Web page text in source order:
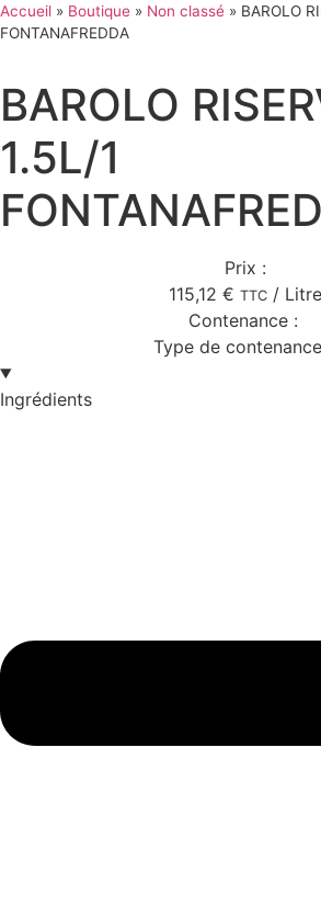
Accueil » Boutique » Non classé » BAROLO
FONTANAFREDDA
BAROLO
1.5L/1
Prix :
115,12 € TTC / Litre
Contenance :
Type de
Ingrédients